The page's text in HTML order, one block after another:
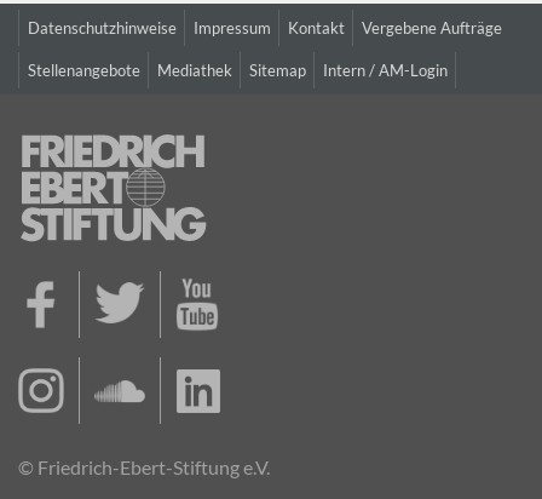
Datenschutzhinweise Impressum Kontakt Vergebene Aufträge
Stellenangebote Mediathek Sitemap Intern / AM-Login
© Friedrich-Ebert-Stiftung e.V.